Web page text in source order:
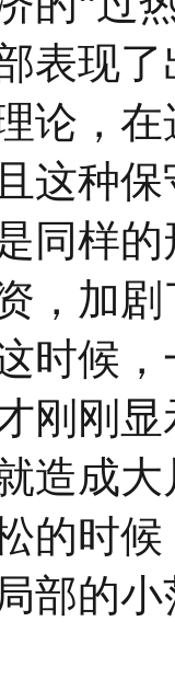
表现
论，
这种
同样
，加
时候
刚刚
造成
的时
部的